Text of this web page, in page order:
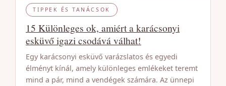
TIPPEK ÉS TANÁCSOK
15 Különleges ok, amiért a karácsonyi
esküvő igazi csodává válhat!
Egy karácsonyi esküvő varázslatos és egyedi
élményt kínál, amely különleges emlékeket teremt
mind a pár, mind a vendégek számára. Az ünnepi